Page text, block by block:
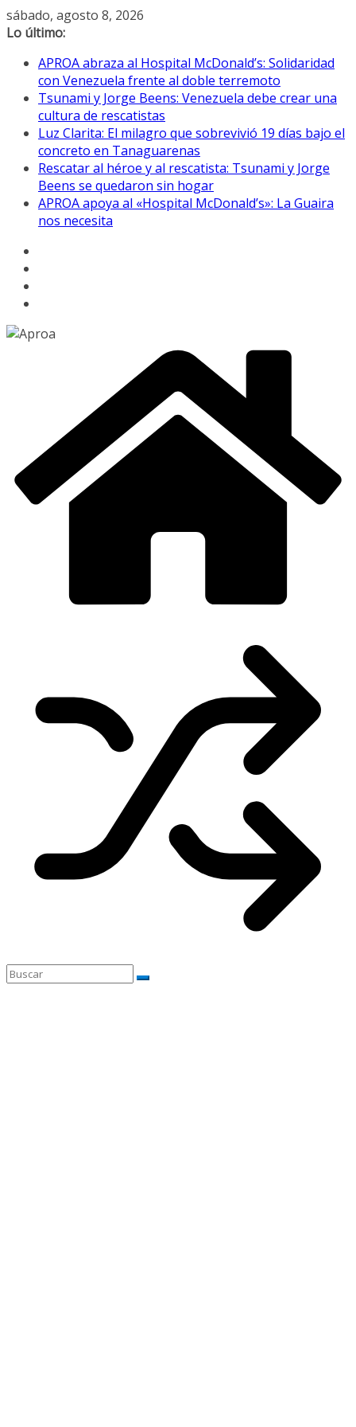
Saltar
al
sábado, agosto 8, 2026
Lo último:
APROA abraza al Hospital McDonald’s: Solidaridad
con Venezuela frente al doble terremoto
Tsunami y Jorge Beens: Venezuela debe crear una
cultura de rescatistas
Luz Clarita: El milagro que sobrevivió 19 días bajo el
concreto en Tanaguarenas
Rescatar al héroe y al rescatista: Tsunami y Jorge
Beens se quedaron sin hogar
APROA apoya al «Hospital McDonald’s»: La Guaira
nos necesita